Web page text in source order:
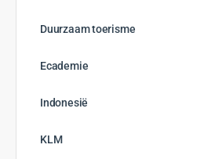
Duurzaam toerisme
Ecademie
Indonesië
KLM